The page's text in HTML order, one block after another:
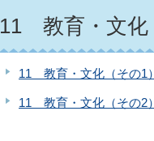
11 教育・文化
11 教育・文化（その1）
11 教育・文化（その2）